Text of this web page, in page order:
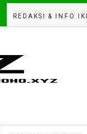
REDAKSI & INFO